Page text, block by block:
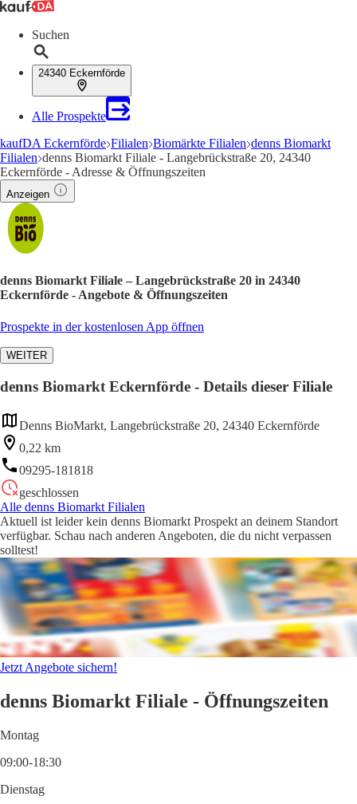
Suchen
24340 Eckernförde
Alle Prospekte
kaufDA Eckernförde Filialen Biomärkte Filialen denns Biomarkt
Filialen denns Biomarkt Filiale - Langebrückstraße 20, 24340
Eckernförde - Adresse & Öffnungszeiten
Anzeigen
denns Biomarkt Filiale – Langebrückstraße 20 in 24340
Eckernförde - Angebote & Öffnungszeiten
Prospekte in der kostenlosen App öffnen
WEITER
denns Biomarkt Eckernförde - Details dieser Filiale
Denns BioMarkt, Langebrückstraße 20, 24340 Eckernförde
0,22 km
09295-181818
geschlossen
Alle denns Biomarkt Filialen
Aktuell ist leider kein denns Biomarkt Prospekt an deinem Standort
verfügbar. Schau nach anderen Angeboten, die du nicht verpassen
solltest!
Jetzt Angebote sichern!
denns Biomarkt Filiale - Öffnungszeiten
Montag
09:00-18:30
Dienstag